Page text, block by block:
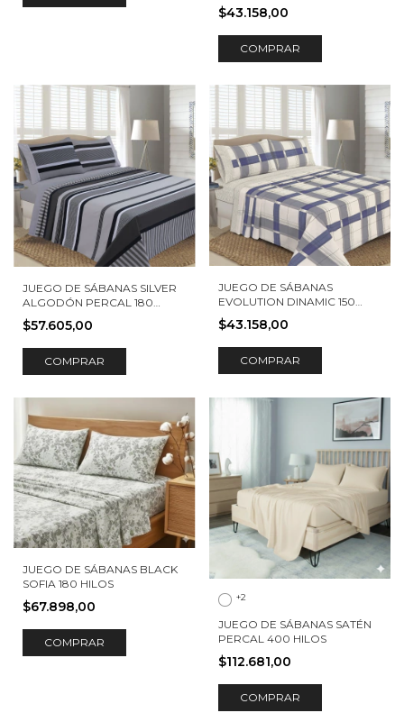
HILOS CARACAS
$43.158,00
COMPRAR
JUEGO DE SÁBANAS SILVER
ALGODÓN PERCAL 180
HILOS NILO
$57.605,00
COMPRAR
JUEGO DE SÁBANAS
EVOLUTION DINAMIC 150
HILOS VERONA
$43.158,00
COMPRAR
JUEGO DE SÁBANAS BLACK
SOFIA 180 HILOS
$67.898,00
COMPRAR
+2
JUEGO DE SÁBANAS SATÉN
PERCAL 400 HILOS
$112.681,00
COMPRAR